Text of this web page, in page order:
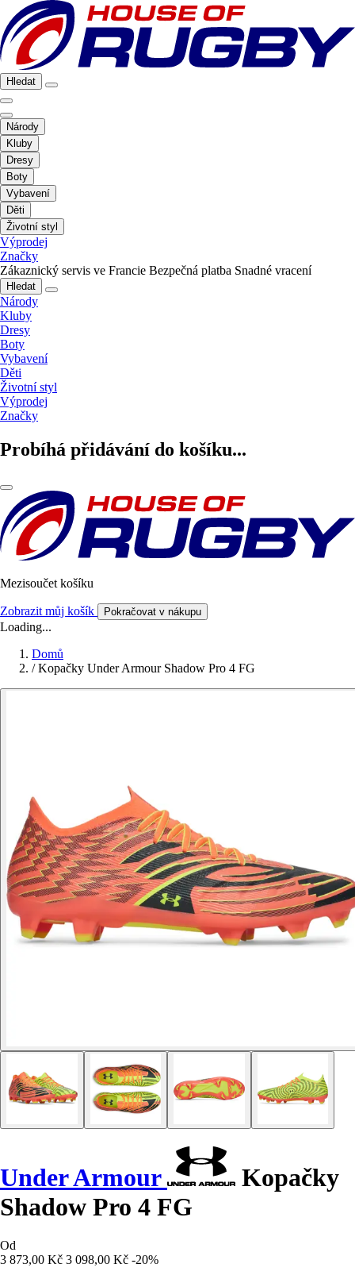
Hledat
Národy
Kluby
Dresy
Boty
Vybavení
Děti
Životní styl
Výprodej
Značky
Zákaznický servis ve Francie Bezpečná platba Snadné vracení
Hledat
Národy
Kluby
Dresy
Boty
Vybavení
Děti
Životní styl
Výprodej
Značky
Probíhá přidávání do košíku...
Mezisoučet košíku
Zobrazit můj košík Pokračovat v nákupu
Loading...
Domů
/ Kopačky Under Armour Shadow Pro 4 FG
Under Armour
Kopačky
Shadow Pro 4 FG
Od
3 873,00 Kč 3 098,00 Kč -20%